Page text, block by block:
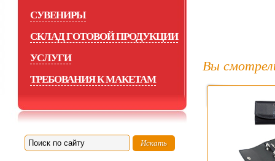
СУВЕНИРЫ
СКЛАД ГОТОВОЙ ПРОДУКЦИИ
УСЛУГИ
ТРЕБОВАНИЯ К МАКЕТАМ
Вы